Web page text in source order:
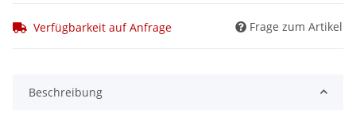
Verfügbarkeit auf Anfrage Frage zum Artikel
Beschreibung